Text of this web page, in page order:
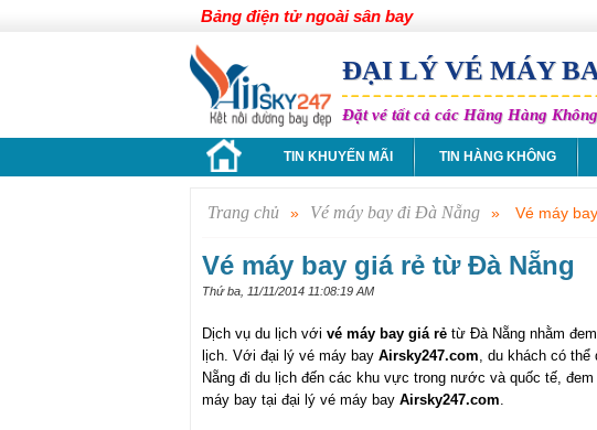
Bảng điện tử ngoài sân bay
ĐẠI LÝ VÉ MÁY
Đặt vé tất cả các Hãng Hàng
TIN KHUYẾN MÃI TIN HÀNG KHÔNG
Trang chủ » Vé máy bay đi Đà Nẵng » Vé máy
Vé máy bay giá rẻ từ Đà Nẵng
Thứ ba, 11/11/2014 11:08:19 AM
Dịch vụ du lịch với vé máy bay giá rẻ từ Đà Nẵng nhằm
lịch. Với đại lý vé máy bay Airsky247.com, du khách có
Nẵng đi du lịch đến các khu vực trong nước và quốc tế,
máy bay tại đại lý vé máy bay Airsky247.com.